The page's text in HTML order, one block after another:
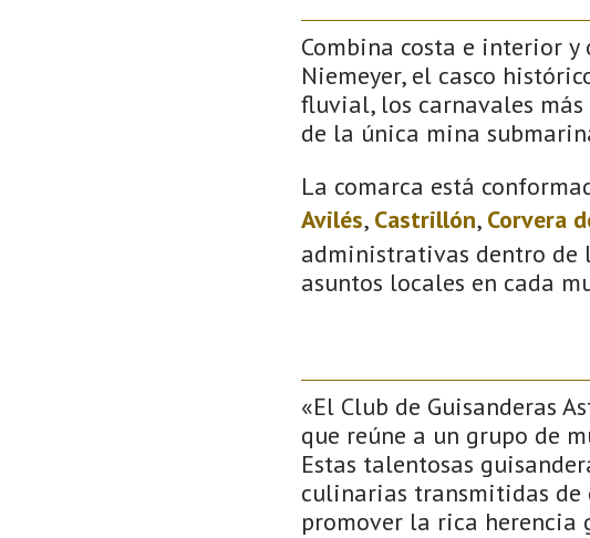
Combina costa e interior
Niemeyer, el casco
fluvial, los carnavales más
de la única mina
La comarca está
Avilés, Castrillón, Corvera
administrativas dentro de
asuntos locales en cada
«El Club de Guisanderas
que reúne a un grupo de
Estas talentosas
culinarias transmitidas de
promover la rica herencia